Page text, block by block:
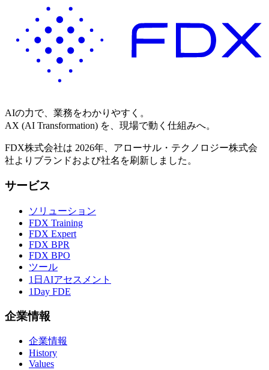
AIの力で、業務をわかりやすく。
AX (AI Transformation) を、現場で動く仕組みへ。
FDX株式会社は 2026年、アローサル・テクノロジー株式会
社よりブランドおよび社名を刷新しました。
サービス
ソリューション
FDX Training
FDX Expert
FDX BPR
FDX BPO
ツール
1日AIアセスメント
1Day FDE
企業情報
企業情報
History
Values